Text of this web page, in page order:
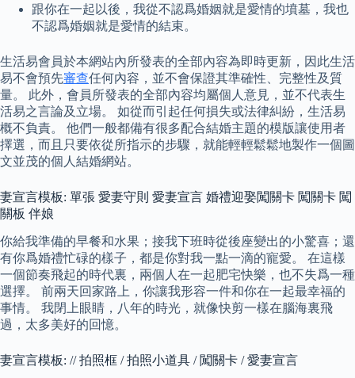
跟你在一起以後，我從不認爲婚姻就是愛情的墳墓，我也
不認爲婚姻就是愛情的結束。
生活易會員於本網站內所發表的全部內容為即時更新，因此生活
易不會預先審查任何內容，並不會保證其準確性、完整性及質
量。 此外，會員所發表的全部內容均屬個人意見，並不代表生
活易之言論及立場。 如從而引起任何損失或法律糾紛，生活易
概不負責。 他們一般都備有很多配合結婚主題的模版讓使用者
擇選，而且只要依從所指示的步驟，就能輕輕鬆鬆地製作一個圖
文並茂的個人結婚網站。
妻宣言模板: 單張 愛妻守則 愛妻宣言 婚禮迎娶闖關卡 闖關卡 闖
關板 伴娘
你給我準備的早餐和水果；接我下班時從後座變出的小驚喜；還
有你爲婚禮忙碌的樣子，都是你對我一點一滴的寵愛。 在這樣
一個節奏飛起的時代裏，兩個人在一起肥宅快樂，也不失爲一種
選擇。 前兩天回家路上，你讓我形容一件和你在一起最幸福的
事情。 我閉上眼睛，八年的時光，就像快剪一樣在腦海裏飛
過，太多美好的回憶。
妻宣言模板: // 拍照框 / 拍照小道具 / 闖關卡 / 愛妻宣言